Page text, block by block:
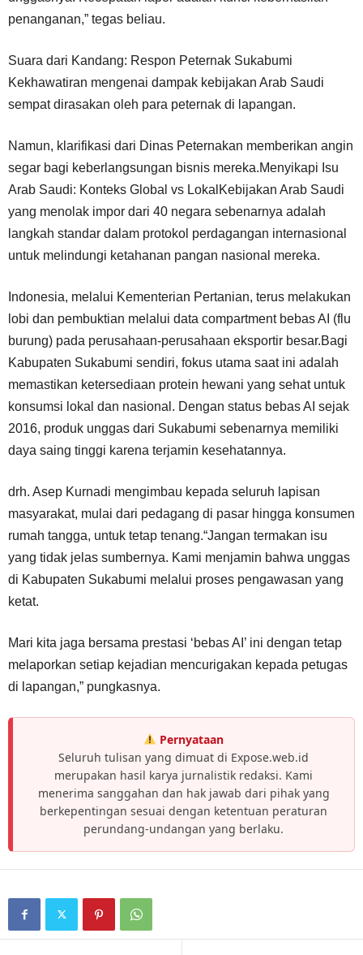
penanganan,” tegas beliau.
Suara dari Kandang: Respon Peternak Sukabumi
Kekhawatiran mengenai dampak kebijakan Arab Saudi
sempat dirasakan oleh para peternak di lapangan.
Namun, klarifikasi dari Dinas Peternakan memberikan angin
segar bagi keberlangsungan bisnis mereka.Menyikapi Isu
Arab Saudi: Konteks Global vs LokalKebijakan Arab Saudi
yang menolak impor dari 40 negara sebenarnya adalah
langkah standar dalam protokol perdagangan internasional
untuk melindungi ketahanan pangan nasional mereka.
Indonesia, melalui Kementerian Pertanian, terus melakukan
lobi dan pembuktian melalui data compartment bebas AI (flu
burung) pada perusahaan-perusahaan eksportir besar.Bagi
Kabupaten Sukabumi sendiri, fokus utama saat ini adalah
memastikan ketersediaan protein hewani yang sehat untuk
konsumsi lokal dan nasional. Dengan status bebas AI sejak
2016, produk unggas dari Sukabumi sebenarnya memiliki
daya saing tinggi karena terjamin kesehatannya.
drh. Asep Kurnadi mengimbau kepada seluruh lapisan
masyarakat, mulai dari pedagang di pasar hingga konsumen
rumah tangga, untuk tetap tenang.“Jangan termakan isu
yang tidak jelas sumbernya. Kami menjamin bahwa unggas
di Kabupaten Sukabumi melalui proses pengawasan yang
ketat.
Mari kita jaga bersama prestasi ‘bebas AI’ ini dengan tetap
melaporkan setiap kejadian mencurigakan kepada petugas
di lapangan,” pungkasnya.
Pernyataan
Seluruh tulisan yang dimuat di Expose.web.id
merupakan hasil karya jurnalistik redaksi. Kami
menerima sanggahan dan hak jawab dari pihak yang
berkepentingan sesuai dengan ketentuan peraturan
perundang-undangan yang berlaku.